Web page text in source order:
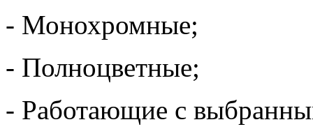
- Монохромные;
- Полноцветные;
- Работающие с